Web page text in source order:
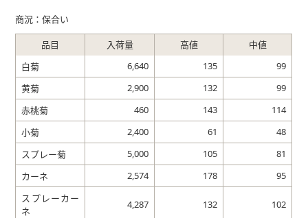
商況：保合い
品目 入荷量 高値
中値
白菊
6,640 135
99
黄菊
2,900 132
99
赤桃菊
460 143
114
小菊
2,400 61
48
スプレー菊
5,000 105
81
カーネ
2,574 178
95
スプレーカー
ネ
4,287 132 102